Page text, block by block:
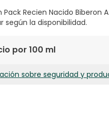
Pack Recien Nacido Biberon
según la disponibilidad.
por 100 ml
/ 100 ml
sobre seguridad y